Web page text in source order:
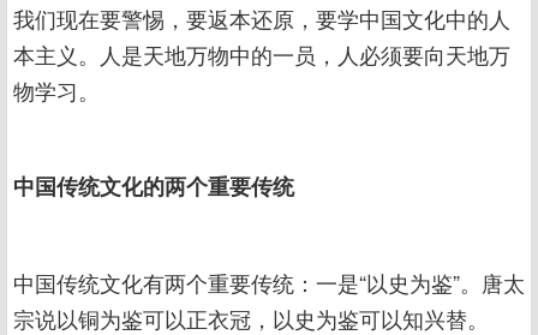
我们现在要警惕，要返本还原，要学中国文化中的人
本主义。人是天地万物中的一员，人必须要向天地万
物学习。
中国传统文化的两个重要传统
中国传统文化有两个重要传统：一是“以史为鉴”。唐太
宗说以铜为鉴可以正衣冠，以史为鉴可以知兴替。